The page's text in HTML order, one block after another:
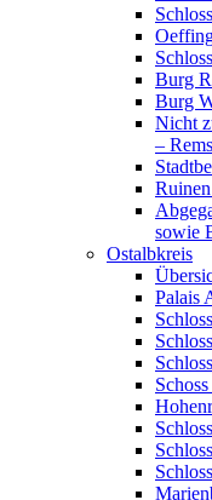
Burg
Burg
Nicht
–
sowie
Ostalbkreis
Palais